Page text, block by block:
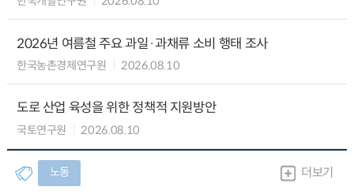
2026년 여름철 주요 과일·과채류 소비 행태 조사
한국농촌경제연구원 2026.08.10
도로 산업 육성을 위한 정책적 지원방안
국토연구원 2026.08.10
노동 더보기